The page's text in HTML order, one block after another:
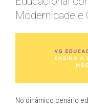
Modernidade e
No dinâmico cenário